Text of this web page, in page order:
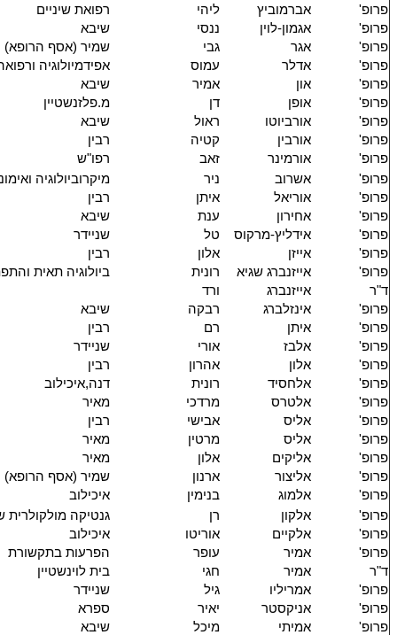
פרופ'
אברמוביץ ליהי
רפואת שיניים
פרופ'
אגמון-לוין ננסי
שיבא
פרופ'
אגר גבי
שמיר (אסף הרופא)
פרופ'
אדלר עמוס
אפידמיולוגיה
פרופ'
און אמיר
שיבא
פרופ'
אופן דן
מ.פלזנשטיין
פרופ'
אורביוטו ראול
שיבא
פרופ'
אורבין קטיה
רבין
פרופ'
אורמינר זאב
רפו"ש
פרופ'
אשרוב ניר
מיקרוביולוגיה
פרופ'
אוריאל איתן
רבין
פרופ'
אחירון ענת
שיבא
פרופ'
אידליץ-מרקוס טל
שניידר
פרופ'
אייזן אלון
רבין
פרופ'
אייזנברג שגיא רונית
ביולוגיה תאית
ד"ר
אייזנברג
ורד
פרופ'
אינזלברג רבקה
שיבא
פרופ'
איתן רם
רבין
פרופ'
אלבז אורי
שניידר
פרופ'
אלון אהרון
רבין
פרופ'
אלחסיד רונית
דנה,איכילוב
פרופ'
אלטרס מרדכי
מאיר
פרופ'
אליס אבישי
רבין
פרופ'
אליס מרטין
מאיר
פרופ'
אליקים אלון
מאיר
פרופ'
אליצור ארנון
שמיר (אסף הרופא)
פרופ'
אלמוג בנימין
איכילוב
פרופ'
אלקון רן
גנטיקה מולקולרית
פרופ'
אלקיים אוריטו
איכילוב
פרופ'
אמיר עופר
הפרעות בתקשורת
ד"ר
אמיר חגי
בית לוינשטיין
פרופ'
אמריליו גיל
שניידר
פרופ'
אניקסטר יאיר
ספרא
פרופ'
אמיתי מיכל
שיבא